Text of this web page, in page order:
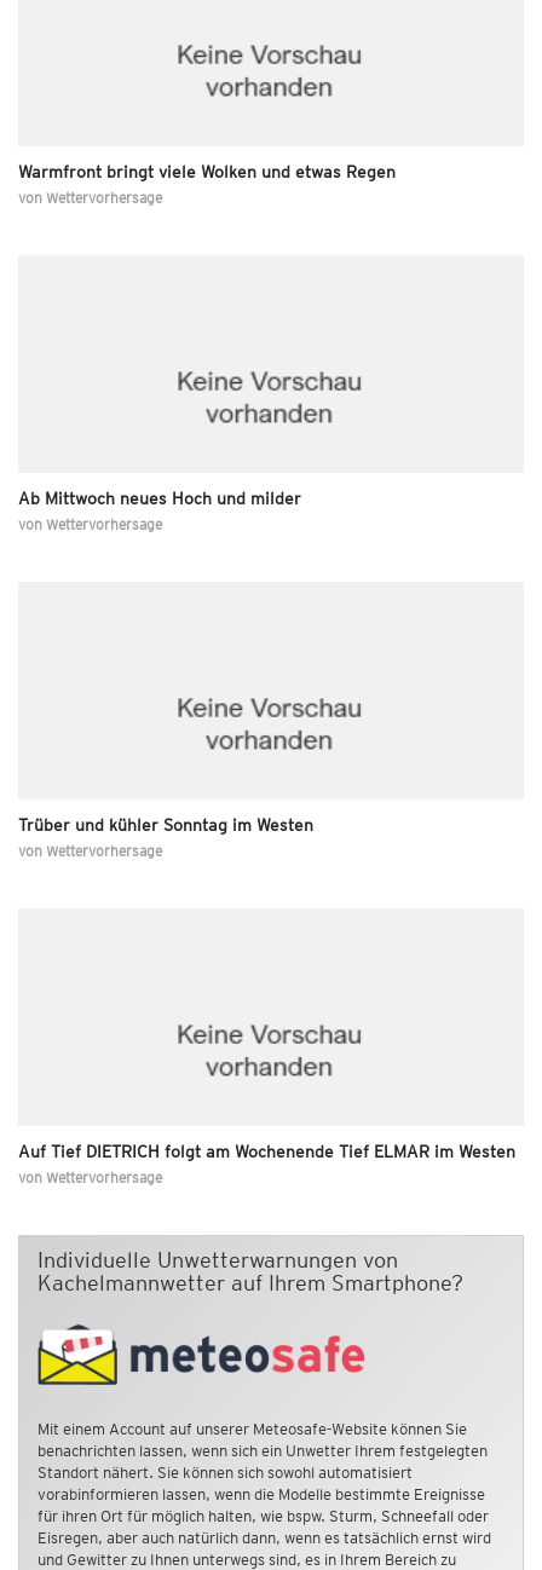
Warmfront bringt viele Wolken und etwas Regen
von Wettervorhersage
Ab Mittwoch neues Hoch und milder
von Wettervorhersage
Trüber und kühler Sonntag im Westen
von Wettervorhersage
Auf Tief DIETRICH folgt am Wochenende Tief ELMAR im Westen
von Wettervorhersage
Individuelle Unwetterwarnungen von
Kachelmannwetter auf Ihrem Smartphone?
Mit einem Account auf unserer Meteosafe-Website können Sie
benachrichten lassen, wenn sich ein Unwetter Ihrem festgelegten
Standort nähert. Sie können sich sowohl automatisiert
vorabinformieren lassen, wenn die Modelle bestimmte Ereignisse
für ihren Ort für möglich halten, wie bspw. Sturm, Schneefall oder
Eisregen, aber auch natürlich dann, wenn es tatsächlich ernst wird
und Gewitter zu Ihnen unterwegs sind, es in Ihrem Bereich zu